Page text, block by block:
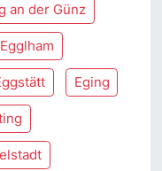
an der Günz
Egglham
Eging